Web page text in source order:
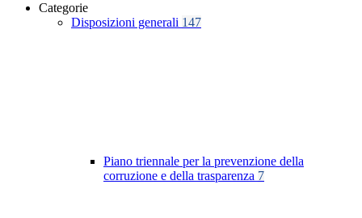
Categorie
Disposizioni generali 147
Piano triennale per la prevenzione della
corruzione e della trasparenza 7